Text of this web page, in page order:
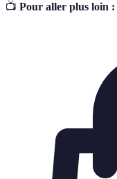
📺 Pour aller plus loin :